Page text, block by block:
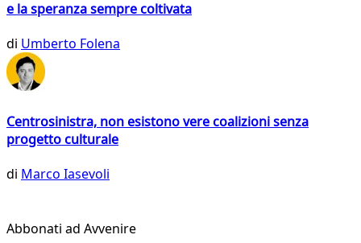
e la speranza sempre coltivata
di Umberto Folena
Centrosinistra, non esistono vere coalizioni senza
progetto culturale
di Marco Iasevoli
Abbonati ad Avvenire